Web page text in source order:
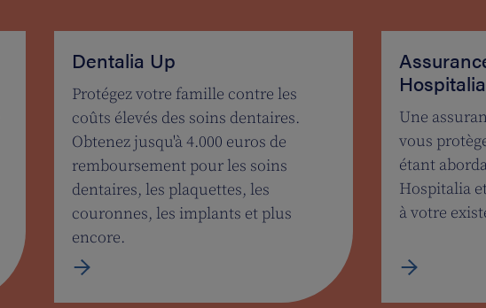
Dentalia Up
Protégez votre famille contre les
coûts élevés des soins dentaires.
Obtenez jusqu'à 4.000 euros de
remboursement pour les soins
dentaires, les plaquettes, les
couronnes, les implants et plus
encore.
Hospitalia
Une
vous
étant
Hospitalia
à votre